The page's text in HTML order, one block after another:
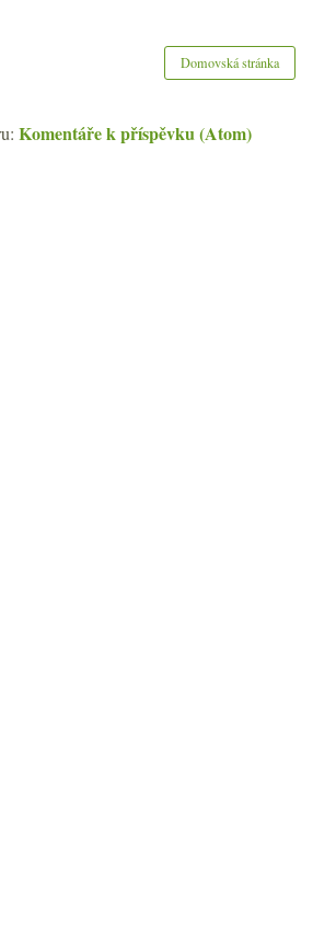
Domovská stránka
Komentáře k příspěvku (Atom)